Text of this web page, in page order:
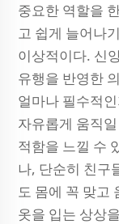
중요한 역할을
고 쉽게 늘어나
이상적이다. 신
유행을 반영한
얼마나 필수적
자유롭게 움직
적함을 느낄 수
나, 단순히 친구
도 몸에 꼭 맞고
옷을 입는 상상